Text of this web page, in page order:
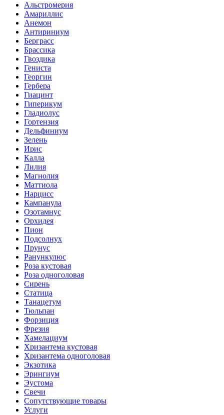
Альстромерия
Амариллис
Анемон
Антириниум
Берграсс
Брассика
Гвоздика
Гениста
Георгин
Гербера
Гиацинт
Гиперикум
Гладиолус
Гортензия
Дельфиниум
Зелень
Ирис
Калла
Лилия
Магнолия
Маттиола
Нарцисс
Кампанула
Озотамнус
Орхидея
Пион
Подсолнух
Прунус
Ранункулюс
Роза кустовая
Роза одноголовая
Сирень
Статица
Танацетум
Тюльпан
Форзиция
Фрезия
Хамелациум
Хризантема кустовая
Хризантема одноголовая
Экзотика
Эрингиум
Эустома
Свечи
Сопутствующие товары
Услуги